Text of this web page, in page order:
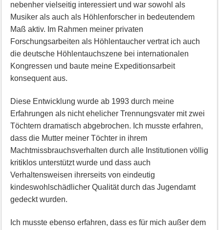
nebenher vielseitig interessiert und war sowohl als
Musiker als auch als Höhlenforscher in bedeutendem
Maß aktiv. Im Rahmen meiner privaten
Forschungsarbeiten als Höhlentaucher vertrat ich auch
die deutsche Höhlentauchszene bei internationalen
Kongressen und baute meine Expeditionsarbeit
konsequent aus.
Diese Entwicklung wurde ab 1993 durch meine
Erfahrungen als nicht ehelicher Trennungsvater mit zwei
Töchtern dramatisch abgebrochen. Ich musste erfahren,
dass die Mutter meiner Töchter in ihrem
Machtmissbrauchsverhalten durch alle Institutionen völlig
kritiklos unterstützt wurde und dass auch
Verhaltensweisen ihrerseits von eindeutig
kindeswohlschädlicher Qualität durch das Jugendamt
gedeckt wurden.
Ich musste ebenso erfahren, dass es für mich außer dem